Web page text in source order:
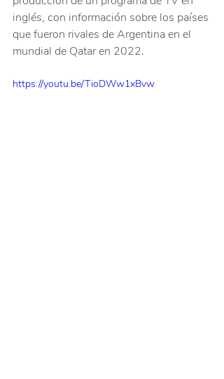
inglés, con información sobre los países
que fueron rivales de Argentina en el
mundial de Qatar en 2022.
https://youtu.be/TioDWw1xBvw